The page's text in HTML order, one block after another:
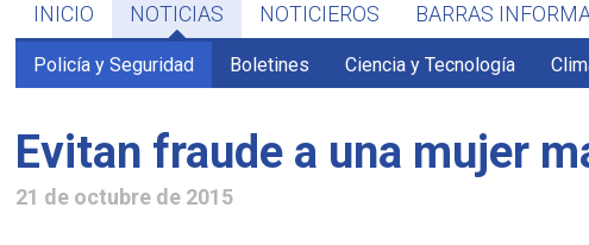
INICIO NOTICIAS NOTICIEROS BARRAS
Policía y Seguridad Boletines Ciencia y Tecnología
Evitan fraude a una mujer
21 de octubre de 2015